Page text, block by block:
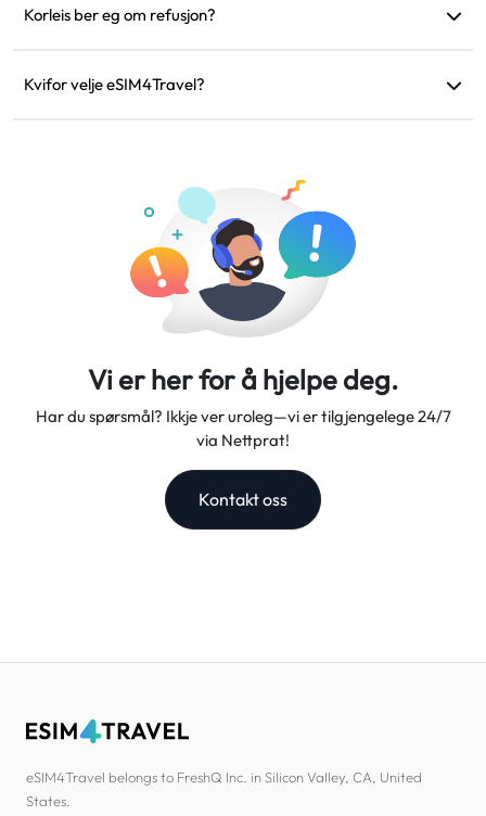
roamingkostnader frå det fysiske SIM-et.
Korleis ber eg om refusjon?
er tekniske problem, kan du be om refusjon. Refusjonar vil bli
Kvifor velje eSIM4Travel?
Vi er her for å hjelpe deg.
Har du spørsmål? Ikkje ver uroleg—vi er tilgjengelege 24/7
via Nettprat!
Kontakt oss
eSIM4Travel belongs to FreshQ Inc. in Silicon Valley, CA, United
States.